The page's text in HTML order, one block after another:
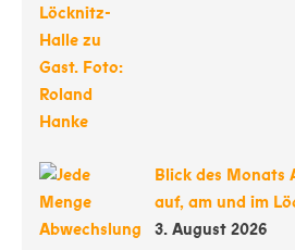
Blick des Monats
auf, am und im
3. August 2026